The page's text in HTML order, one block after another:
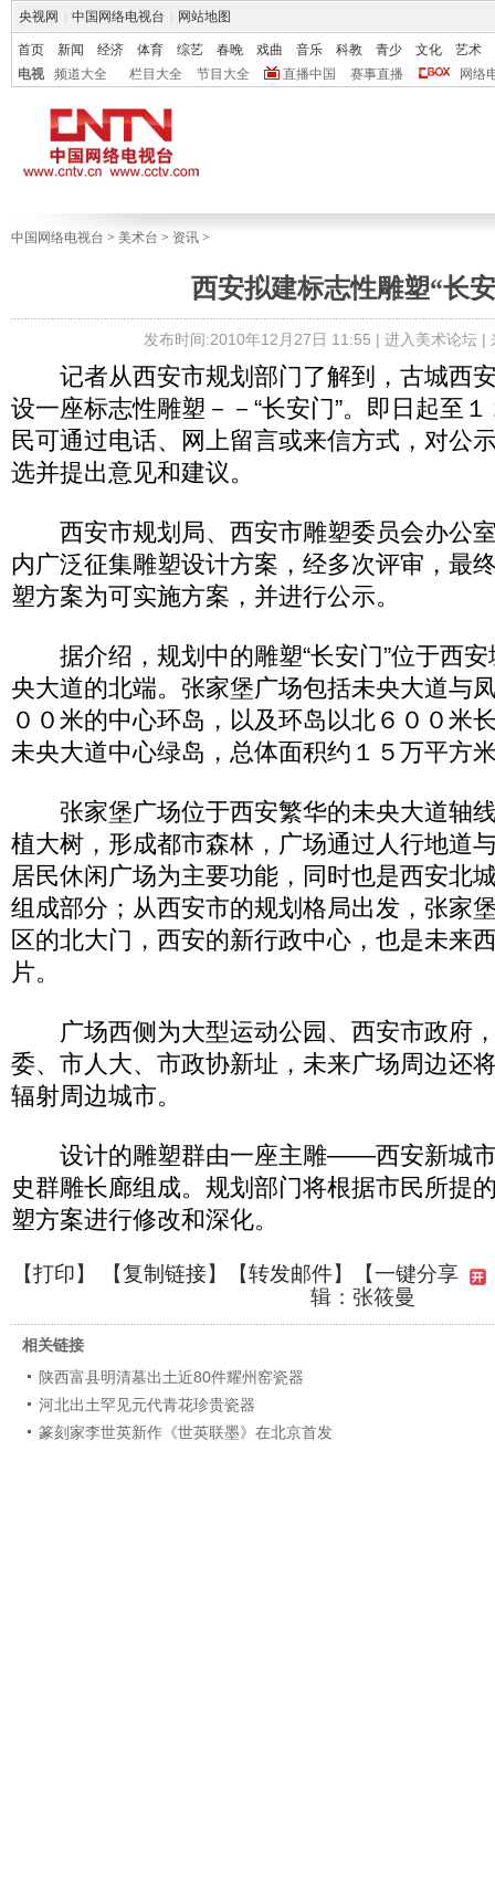
央视网 中国网络电视台 网站地图
首页 新闻 经济 体育 综艺 春晚 戏曲 音乐 科教 青少 文化
艺术
电视
频道大全 栏目大全 节目大全 直播中国 赛事直播 网络
中国网络电视台 > 美术台 > 资讯 >
西安拟建标志性雕塑“长
发布时间:2010年12月27日 11:55 | 进入美术论坛|
记者从西安市规划部门了解到，古城西
设一座标志性雕塑－－“长安门”。即日起至
民可通过电话、网上留言或来信方式，对公
选并提出意见和建议。
西安市规划局、西安市雕塑委员会办公
内广泛征集雕塑设计方案，经多次评审，最
塑方案为可实施方案，并进行公示。
据介绍，规划中的雕塑“长安门”位于西安
央大道的北端。张家堡广场包括未央大道与
００米的中心环岛，以及环岛以北６００米
未央大道中心绿岛，总体面积约１５万平方
张家堡广场位于西安繁华的未央大道轴
植大树，形成都市森林，广场通过人行地道
居民休闲广场为主要功能，同时也是西安北
组成部分；从西安市的规划格局出发，张家
区的北大门，西安的新行政中心，也是未来
片。
广场西侧为大型运动公园、西安市政府
委、市人大、市政协新址，未来广场周边还
辐射周边城市。
设计的雕塑群由一座主雕——西安新城市
史群雕长廊组成。规划部门将根据市民所提
塑方案进行修改和深化。
【打印】 【复制链接】【转发邮件】
【一键分享
辑：张筱曼
相关链接
陕西富县明清墓出土近80件耀州窑瓷器
河北出土罕见元代青花珍贵瓷器
篆刻家李世英新作《世英联墨》在北京首发